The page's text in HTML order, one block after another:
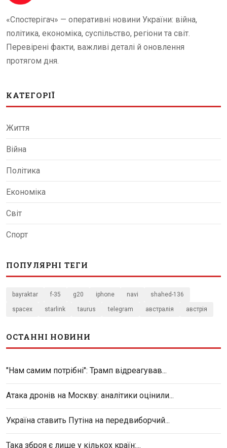
«Спостерігач» — оперативні новини України: війна,
політика, економіка, суспільство, регіони та світ.
Перевірені факти, важливі деталі й оновлення
протягом дня.
КАТЕГОРІЇ
Життя
Війна
Політика
Економіка
Світ
Спорт
ПОПУЛЯРНІ ТЕГИ
bayraktar f-35 g20 iphone navi shahed-136
spacex starlink taurus telegram австралія австрія
ОСТАННІ НОВИНИ
"Нам самим потрібні": Трамп відреагував...
Атака дронів на Москву: аналітики оцінили...
Україна ставить Путіна на передвиборчий...
Така зброя є лише у кількох країн:...